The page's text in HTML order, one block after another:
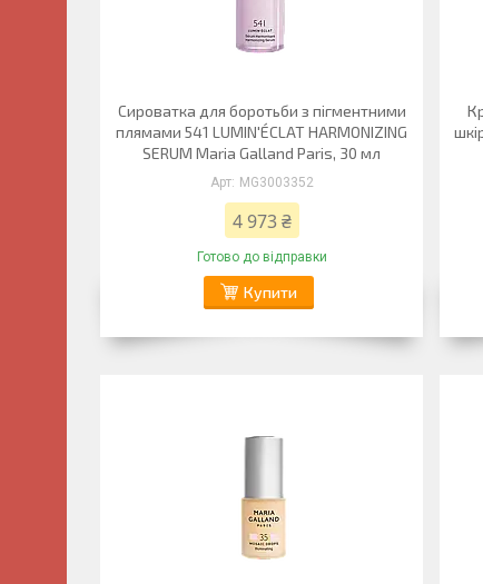
Сироватка для боротьби з пігментними
плямами 541 LUMIN'ÉCLAT HARMONIZING
SERUM Maria Galland Paris, 30 мл
MG3003352
4 973 ₴
Готово до відправки
Купити